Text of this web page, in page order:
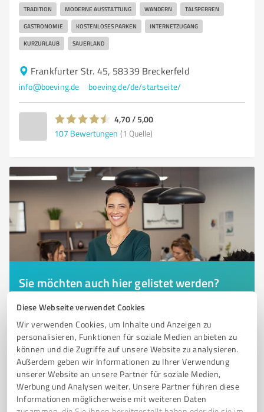
Diese Webseite verwendet Cookies
Wir verwenden Cookies, um Inhalte und Anzeigen zu
personalisieren, Funktionen für soziale Medien anbieten zu
können und die Zugriffe auf unsere Website zu analysieren.
Außerdem geben wir Informationen zu Ihrer Verwendung
unserer Website an unsere Partner für soziale Medien,
Werbung und Analysen weiter. Unsere Partner führen diese
Informationen möglicherweise mit weiteren Daten
TRADITION MODERNE AUSSTATTUNG WANDERN TALSPERREN
GASTRONOMIE KOSTENLOSES PARKEN INTERNETZUGANG
KURZURLAUB SAUERLAND
Frankfurter Str. 45, 58339 Breckerfeld
info@boeving.de boeving.de/de/startseite/
4,70 / 5,00
107 Bewertungen (1 Quelle)
Sie möchten auch hier gelistet werden?
Registrieren Sie sich jetzt und werden Sie ein von
6 Hotels & Unterkünfte
Ferienhof/Ferienwohnungen Bohmer
Breckerfeld